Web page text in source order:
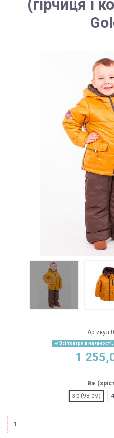
(гірчиця і
Артикул
Всі товари в
1
Вік
3 р (98 см)